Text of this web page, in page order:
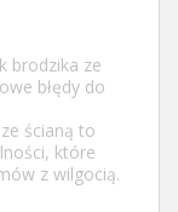
brodzika ze
błędy do
ścianą to
które
z wilgocią.